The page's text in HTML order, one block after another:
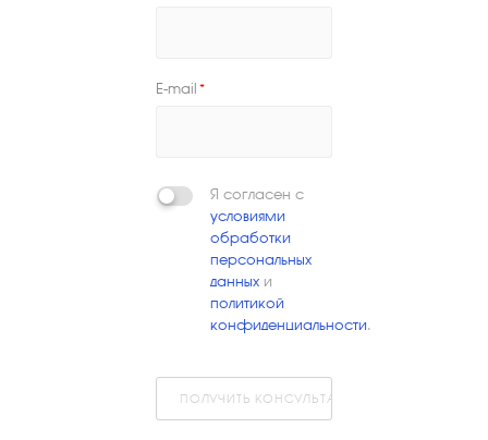
E-mail *
Я согласен с
условиями
обработки
персональных
данных и
политикой
конфиденциальности.
ПОЛУЧИТЬ КОНСУЛЬТАЦИЮ